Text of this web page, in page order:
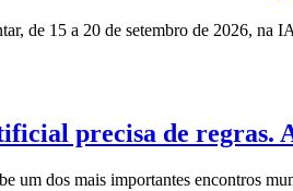
de 15 a 20 de setembro de 2026, na
precisa de regras.
um dos mais importantes encontros